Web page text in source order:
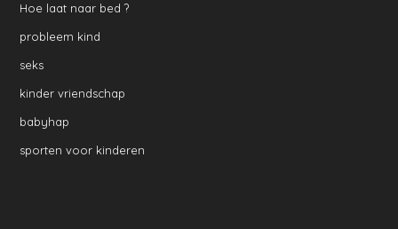
Hoe laat naar bed ?
probleem kind
seks
kinder vriendschap
babyhap
sporten voor kinderen